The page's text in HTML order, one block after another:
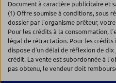
Document à caractère publicitaire et
(1) Offre soumise à conditions, sous
dossier par l'organisme prêteur,
Pour les crédits à la consommation,
légal de rétractation. Pour les
dispose d'un délai de réflexion de
crédit. La vente est subordonnée à
pas obtenu, le vendeur doit